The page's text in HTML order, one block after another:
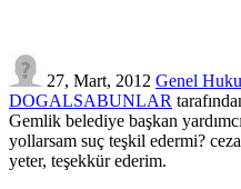
27, Mart, 2012 Genel
DOGALSABUNLAR
Gemlik belediye başkan
yollarsam suç teşkil edermi?
yeter, teşekkür ederim.